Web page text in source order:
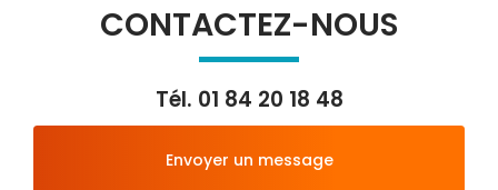
CONTACTEZ-NOUS
Tél. 01 84 20 18 48
Envoyer un message